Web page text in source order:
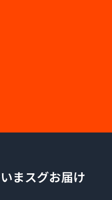
まスグお届け